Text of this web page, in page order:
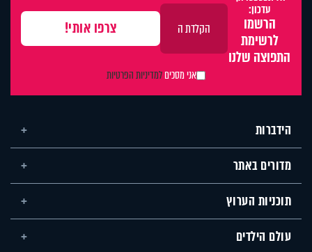
עדכון:
הרשמו
לרשימת
התפוצה שלנו
אני מסכיםלמדיניות הפרטיות
הידברות
מדורים באתר
תוכניות הערוץ
עולם הילדים